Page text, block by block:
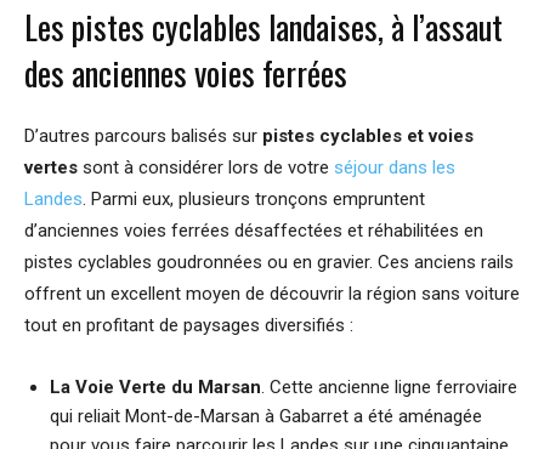
Les pistes cyclables landaises, à l’assaut
des anciennes voies ferrées
D’autres parcours balisés sur pistes cyclables et voies
vertes sont à considérer lors de votre séjour dans les
Landes. Parmi eux, plusieurs tronçons empruntent
d’anciennes voies ferrées désaffectées et réhabilitées en
pistes cyclables goudronnées ou en gravier. Ces anciens rails
offrent un excellent moyen de découvrir la région sans voiture
tout en profitant de paysages diversifiés :
La Voie Verte du Marsan. Cette ancienne ligne ferroviaire
qui reliait Mont-de-Marsan à Gabarret a été aménagée